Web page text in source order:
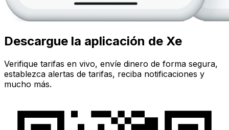
Descargue la aplicación de Xe
Verifique tarifas en vivo, envíe dinero de forma segura,
establezca alertas de tarifas, reciba notificaciones y
mucho más.